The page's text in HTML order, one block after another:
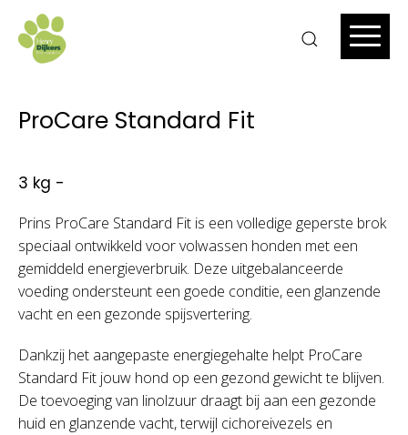
ProCare Standard Fit
3 kg -
Prins ProCare Standard Fit is een volledige geperste brok
speciaal ontwikkeld voor volwassen honden met een
gemiddeld energieverbruik. Deze uitgebalanceerde
voeding ondersteunt een goede conditie, een glanzende
vacht en een gezonde spijsvertering.
Dankzij het aangepaste energiegehalte helpt ProCare
Standard Fit jouw hond op een gezond gewicht te blijven.
De toevoeging van linolzuur draagt bij aan een gezonde
huid en glanzende vacht, terwijl cichoreivezels en